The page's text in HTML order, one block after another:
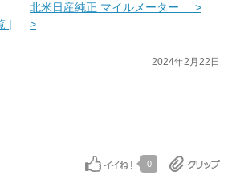
|
北米日産純正 マイルメーター >
>
2024年2月22日
0